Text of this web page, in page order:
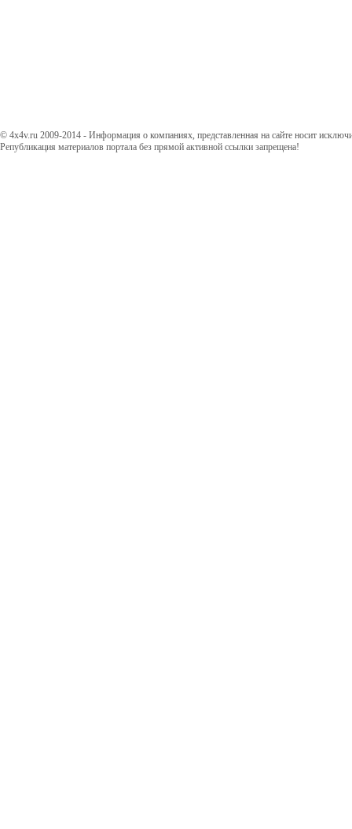
© 4x4v.ru 2009-2014 - Информация о компаниях, представленная на сайте носит
Републикация материалов портала без прямой активной ссылки запрещена!